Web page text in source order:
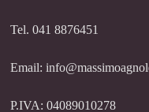
Tel. 041 8876451
Email:
P.IVA: 04089010278